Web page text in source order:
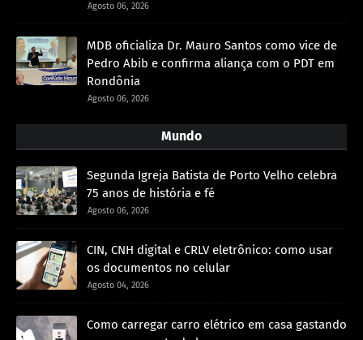
Agosto 06, 2026
MDB oficializa Dr. Mauro Santos como vice de
Pedro Abib e confirma aliança com o PDT em
Rondônia
Agosto 06, 2026
Mundo
Segunda Igreja Batista de Porto Velho celebra
75 anos de história e fé
Agosto 06, 2026
CIN, CNH digital e CRLV eletrônico: como usar
os documentos no celular
Agosto 04, 2026
Como carregar carro elétrico em casa gastando